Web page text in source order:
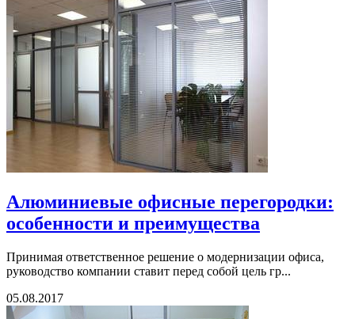
Алюминиевые офисные перегородки:
особенности и преимущества
Принимая ответственное решение о модернизации офиса,
руководство компании ставит перед собой цель гр...
05.08.2017